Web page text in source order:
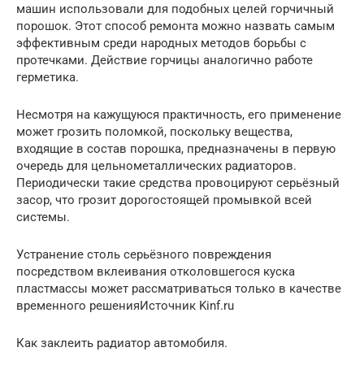
машин использовали для подобных целей горчичный
порошок. Этот способ ремонта можно назвать самым
эффективным среди народных методов борьбы с
протечками. Действие горчицы аналогично работе
герметика.
Несмотря на кажущуюся практичность, его применение
может грозить поломкой, поскольку вещества,
входящие в состав порошка, предназначены в первую
очередь для цельнометаллических радиаторов.
Периодически такие средства провоцируют серьёзный
засор, что грозит дорогостоящей промывкой всей
системы.
Устранение столь серьёзного повреждения
посредством вклеивания отколовшегося куска
пластмассы может рассматриваться только в качестве
временного решенияИсточник Kinf.ru
Как заклеить радиатор автомобиля.